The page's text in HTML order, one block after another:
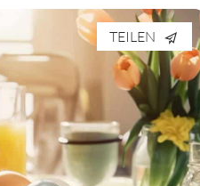
TEILEN